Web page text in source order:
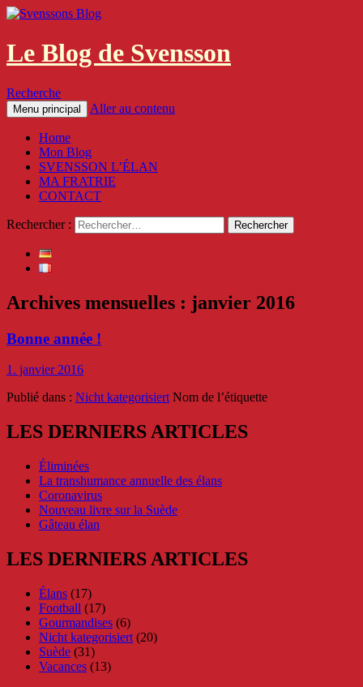
Le Blog de Svensson
Recherche
Menu principal Aller au contenu
Home
Mon Blog
SVENSSON L’ÉLAN
MA FRATRIE
CONTACT
Rechercher :
Archives mensuelles : janvier 2016
Bonne année !
1. janvier 2016
Publié dans : Nicht kategorisiertNom de l’étiquette
LES DERNIERS ARTICLES
Éliminées
La transhumance annuelle des élans
Coronavirus
Nouveau livre sur la Suède
Gâteau élan
LES DERNIERS ARTICLES
Élans (17)
Football (17)
Gourmandises (6)
Nicht kategorisiert (20)
Suède (31)
Vacances (13)